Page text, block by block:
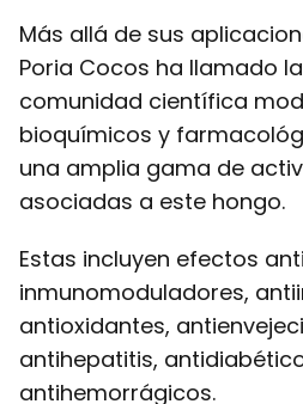
Más allá de sus
Poria Cocos ha llamado
comunidad científica
bioquímicos y
una amplia gama de
asociadas a este hongo.
Estas incluyen efectos
inmunomoduladores,
antioxidantes,
antihepatitis,
antihemorrágicos.